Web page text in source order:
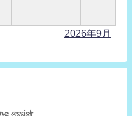
2026年9月